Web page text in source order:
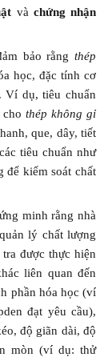
và chứng nhận
bảo rằng thép
học, đặc tính cơ
Ví dụ, tiêu chuẩn
chothép không gỉ
que, dây, tiết
tiêu chuẩn như
để kiểm soát chất
minh rằng nhà
lý chất lượng
được thực hiện
liên quan đến
phần hóa học (ví
đạt yêu cầu),
độ giãn dài, độ
mòn (ví dụ: thử